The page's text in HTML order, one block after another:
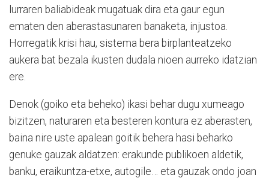
lurraren baliabideak mugatuak dira eta gaur egun
ematen den aberastasunaren banaketa, injustoa.
Horregatik krisi hau, sistema bera birplanteatzeko
aukera bat bezala ikusten dudala nioen aurreko idatzian
ere.
Denok (goiko eta beheko) ikasi behar dugu xumeago
bizitzen, naturaren eta besteren kontura ez aberasten,
baina nire uste apalean goitik behera hasi beharko
genuke gauzak aldatzen: erakunde publikoen aldetik,
banku, eraikuntza-etxe, autogile… eta gauzak ondo joan